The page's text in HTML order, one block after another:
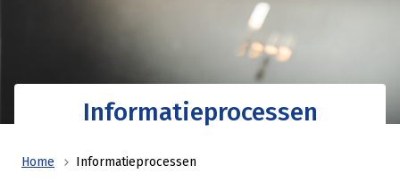
Informatieprocessen
Home Informatieprocessen